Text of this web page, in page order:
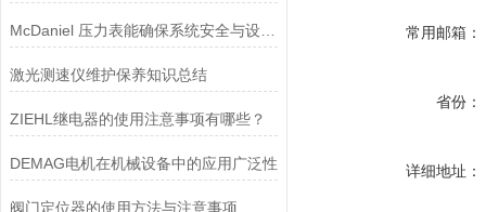
McDaniel 压力表能确保系统安全与设备寿命延长
激光测速仪维护保养知识总结
ZIEHL继电器的使用注意事项有哪些？
DEMAG电机在机械设备中的应用广泛性
阀门定位器的使用方法与注意事项
常用邮箱：
省份：
详细地址：